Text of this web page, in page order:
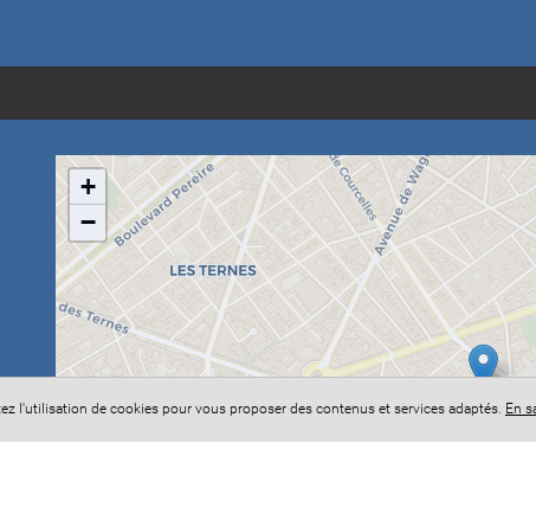
+
−
l'utilisation de cookies pour vous proposer des contenus et services adaptés. En